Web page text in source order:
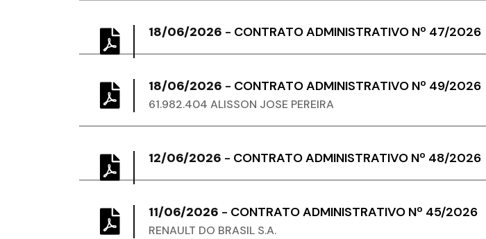
18/06/2026 - CONTRATO ADMINISTRATIVO Nº 47/2026
18/06/2026 - CONTRATO ADMINISTRATIVO Nº 49/2026
61.982.404 ALISSON JOSE PEREIRA
12/06/2026 - CONTRATO ADMINISTRATIVO Nº 48/2026
11/06/2026 - CONTRATO ADMINISTRATIVO Nº 45/2026
RENAULT DO BRASIL S.A.